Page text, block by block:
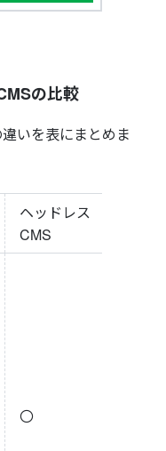
の比較
いを表にまとめま
ヘッドレス
CMS
〇